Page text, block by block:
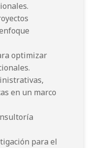
optimizar
en un marco
para el